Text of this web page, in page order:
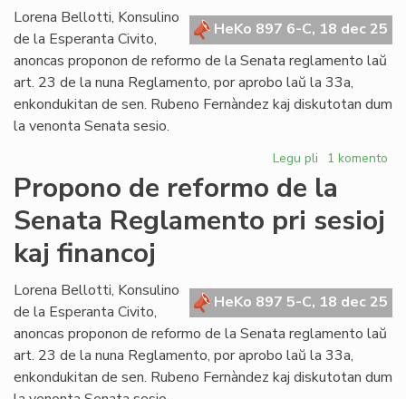
HeKo 897 6-C, 18 dec 25
Lorena Bellotti, Konsulino
de la Esperanta Civito,
anoncas proponon de reformo de la Senata reglamento laŭ
art. 23 de la nuna Reglamento, por aprobo laŭ la 33a,
enkondukitan de sen. Rubeno Fernàndez kaj diskutotan dum
la venonta Senata sesio.
Legu pli pri
Propono
de
reformo
de
Reglamento
pri
protokoloj,
promulgado
kaj
dokumentoj
1 komento
Propono de reformo de la
Senata Reglamento pri sesioj
kaj financoj
HeKo 897 5-C, 18 dec 25
Lorena Bellotti, Konsulino
de la Esperanta Civito,
anoncas proponon de reformo de la Senata reglamento laŭ
art. 23 de la nuna Reglamento, por aprobo laŭ la 33a,
enkondukitan de sen. Rubeno Fernàndez kaj diskutotan dum